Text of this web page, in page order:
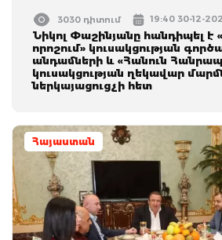
3030 դիտում 19:40 30-12-
Նիկոլ Փաշինյանը հանդիպել է
որոշում» կուսակցության
անդամների և «Հանուն
կուսակցության ղեկավար
ներկայացուցչի հետ
Հայաստան